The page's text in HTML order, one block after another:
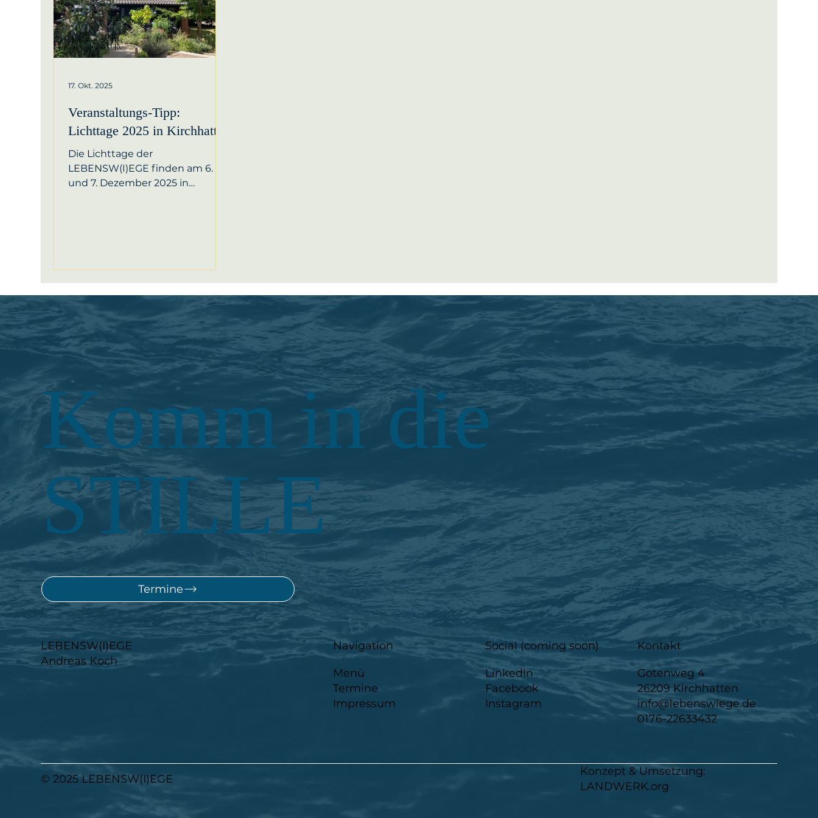
Veranstaltungs-Tipp:
Lichttage 2025 in Kirchhatten
Die Lichttage der
LEBENSW(I)EGE finden am 6.
und 7. Dezember 2025 in
auseinanderzusetzen – im
persönlichen Erleben, im
Denken und in der Praxis. Eine
Gelegenheit, Andreas Koch und
das Institut LEBENSW(I)EGE
kennenzulernen und den
eigenen Weg zu mehr innerer
Klarheit zu vertiefen.
17. Okt. 2025
Komm in die
STILLE
Termine
LEBENSW(I)EGE
Andreas Koch
Navigation
Menü
Termine
Impressum
Social (coming soon)
LinkedIn
Facebook
Instagram
Kontakt
Gotenweg 4
26209 Kirchhatten
info@lebenswiege.de
0176-22633432
© 2025 LEBENSW(I)EGE
Konzept & Umsetzung:
LANDWERK.org